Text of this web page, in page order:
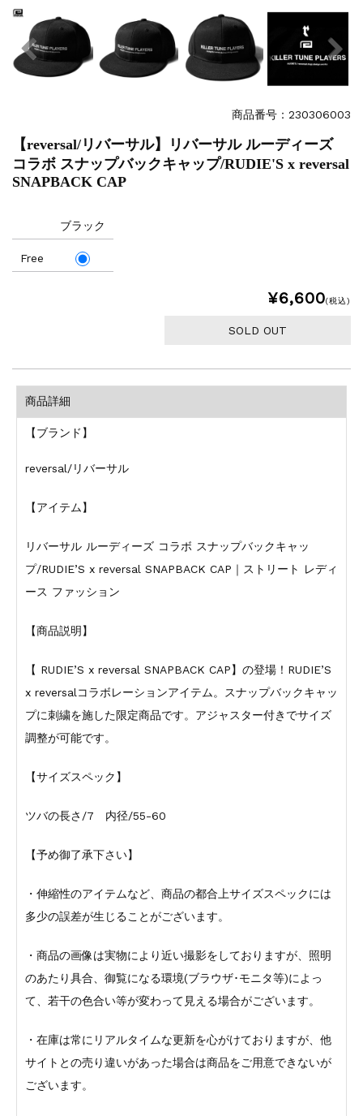
商品番号：230306003
【reversal/リバーサル】リバーサル ルーディーズ
コラボ スナップバックキャップ/RUDIE'S x reversal
SNAPBACK CAP
Free
ブラック
¥6,600(税込)
SOLD OUT
商品詳細
【ブランド】
reversal/リバーサル
【アイテム】
リバーサル ルーディーズ コラボ スナップバックキャッ
プ/RUDIE’S x reversal SNAPBACK CAP｜ストリート レディ
ース ファッション
【商品説明】
【 RUDIE’S x reversal SNAPBACK CAP】の登場！RUDIE’S
x reversalコラボレーションアイテム。スナップバックキャッ
プに刺繍を施した限定商品です。アジャスター付きでサイズ
調整が可能です。
【サイズスペック】
ツバの長さ/7 内径/55-60
【予め御了承下さい】
・伸縮性のアイテムなど、商品の都合上サイズスペックには
多少の誤差が生じることがございます。
・商品の画像は実物により近い撮影をしておりますが、照明
のあたり具合、御覧になる環境(ブラウザ･モニタ等)によっ
て、若干の色合い等が変わって見える場合がございます。
・在庫は常にリアルタイムな更新を心がけておりますが、他
サイトとの売り違いがあった場合は商品をご用意できないが
ございます。